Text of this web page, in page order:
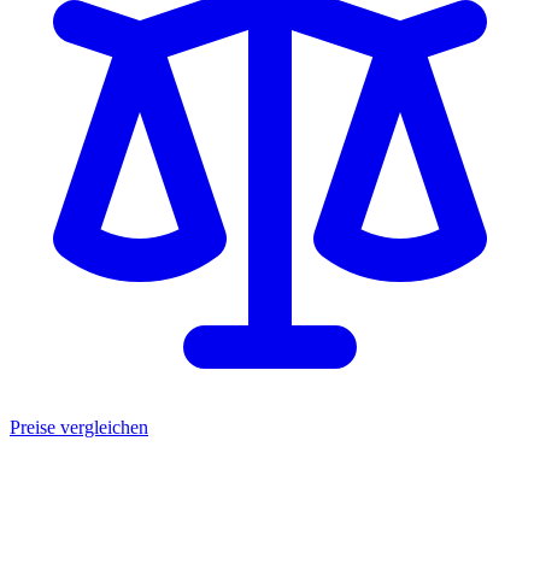
Preise vergleichen